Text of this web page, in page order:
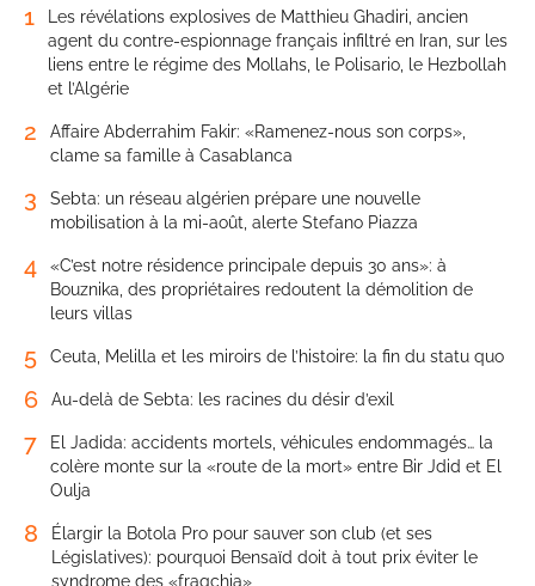
1
Les révélations explosives de Matthieu Ghadiri, ancien
agent du contre-espionnage français infiltré en Iran, sur les
liens entre le régime des Mollahs, le Polisario, le Hezbollah
et l’Algérie
2
Affaire Abderrahim Fakir: «Ramenez-nous son corps»,
clame sa famille à Casablanca
3
Sebta: un réseau algérien prépare une nouvelle
mobilisation à la mi-août, alerte Stefano Piazza
4
«C’est notre résidence principale depuis 30 ans»: à
Bouznika, des propriétaires redoutent la démolition de
leurs villas
5 Ceuta, Melilla et les miroirs de l’histoire: la fin du statu quo
6 Au-delà de Sebta: les racines du désir d’exil
7
El Jadida: accidents mortels, véhicules endommagés… la
colère monte sur la «route de la mort» entre Bir Jdid et El
Oulja
8
Élargir la Botola Pro pour sauver son club (et ses
Législatives): pourquoi Bensaïd doit à tout prix éviter le
syndrome des «fraqchia»